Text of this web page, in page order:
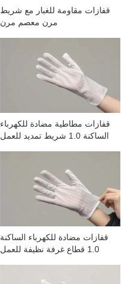
قفازات مقاومة للغبار مع شريط
مرن معصم مرن
قفازات مطاطية مضادة للكهرباء
الساكنة 1.0 شريط تمديد للعمل
قفازات مضادة للكهرباء الساكنة
1.0 قطاع غرفة نظيفة للعمل